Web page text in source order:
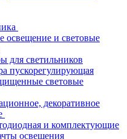
освещение и световые
для светильников
пускорегулирующая
световые
декоративное
и комплектующие
освещения